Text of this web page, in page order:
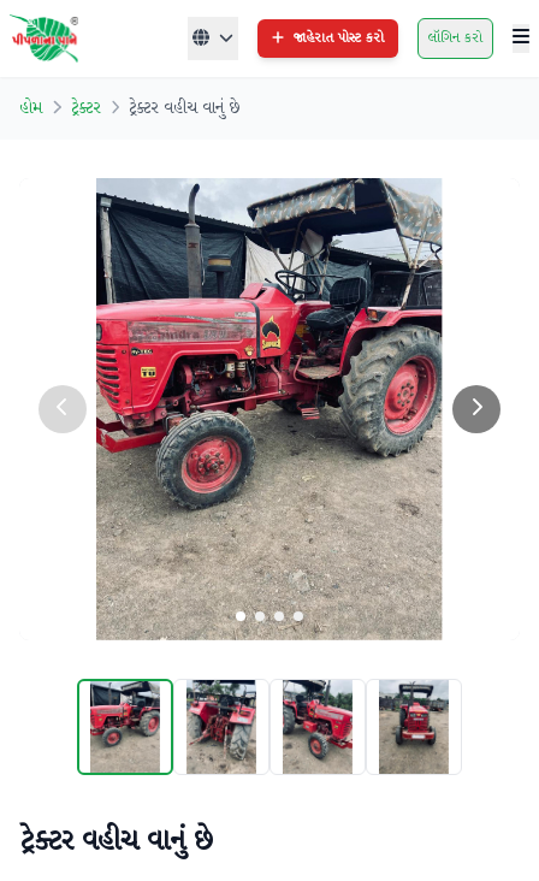
જાહેરાત પોસ્ટ કરો લૉગિન કરો
હોમ ટ્રેક્ટર ટ્રેક્ટર વહીચ વાનું છે
ટ્રેક્ટર વહીચ વાનું છે